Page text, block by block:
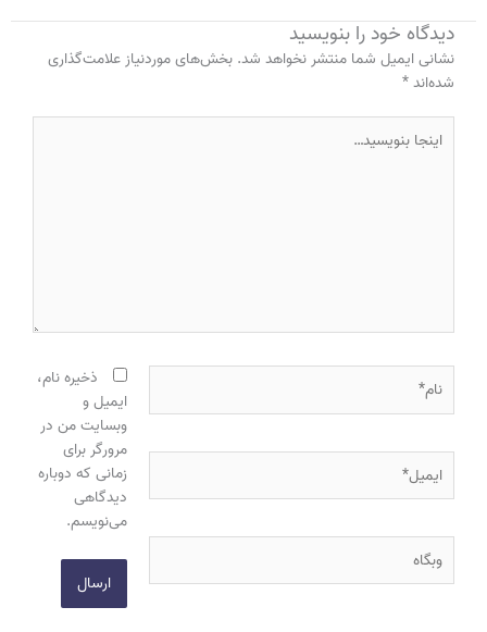
دیدگاه‌ خود را بنویسید
نشانی ایمیل شما منتشر نخواهد شد. بخش‌های موردنیاز علامت‌گذاری
شده‌اند*
بنویسید…
وبگاه
ذخیره نام،
ایمیل و
وبسایت من در
مرورگر برای
زمانی که دوباره
دیدگاهی
می‌نویسم.